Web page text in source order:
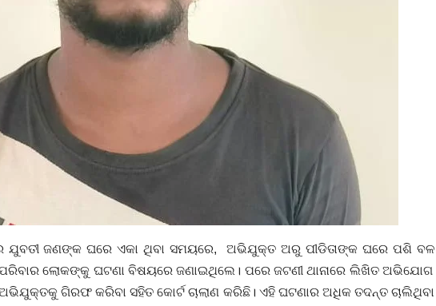
ଯୁବତୀ ଜଣଙ୍କ ଘରେ ଏକା ଥିବା ସମୟରେ, ଅଭିଯୁକ୍ତ ଅରୁ ପୀଡିତାଙ୍କ ଘରେ ପଶି ବଳ
ଲୋକଙ୍କୁ ଘଟଣା ବିଷୟରେ ଜଣାଇଥିଲେ। ପରେ ଜଟଣୀ ଥାନାରେ ଲିଖିତ ଅଭିଯୋଗ
ଗିରଫ କରିବା ସହିତ କୋର୍ଟ ଚାଲାଣ କରିଛି। ଏହି ଘଟଣାର ଅଧିକ ତଦନ୍ତ ଚାଲିଥିବା